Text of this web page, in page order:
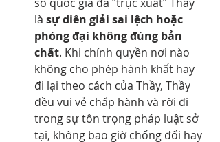
là sự diễn giải sai lệch hoặc
phóng đại không đúng bản
chất. Khi chính quyền nơi nào
không cho phép hành khất hay
đi lại theo cách của Thầy, Thầy
đều vui vẻ chấp hành và rời đi
trong sự tôn trọng pháp luật sở
tại, không bao giờ chống đối hay